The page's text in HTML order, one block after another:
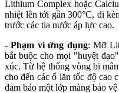
Lithium Complex hoặc
nhiệt lên tới gần 300°C, đi
trước các tia nước áp lực cao.
-Phạm vi ứng dụng: Mỡ
bắt buộc cho mọi "huyệt
xúc. Từ hệ thống vòng bi
cho đến các ổ lăn tốc độ cao
đảm bảo một lớp màng bảo